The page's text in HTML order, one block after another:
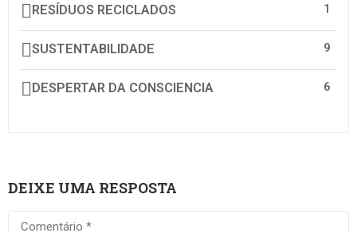
RESÍDUOS RECICLADOS 1
SUSTENTABILIDADE 9
DESPERTAR DA CONSCIENCIA 6
DEIXE UMA RESPOSTA